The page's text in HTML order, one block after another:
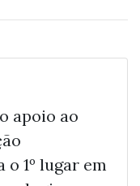
apoio ao
1º lugar em